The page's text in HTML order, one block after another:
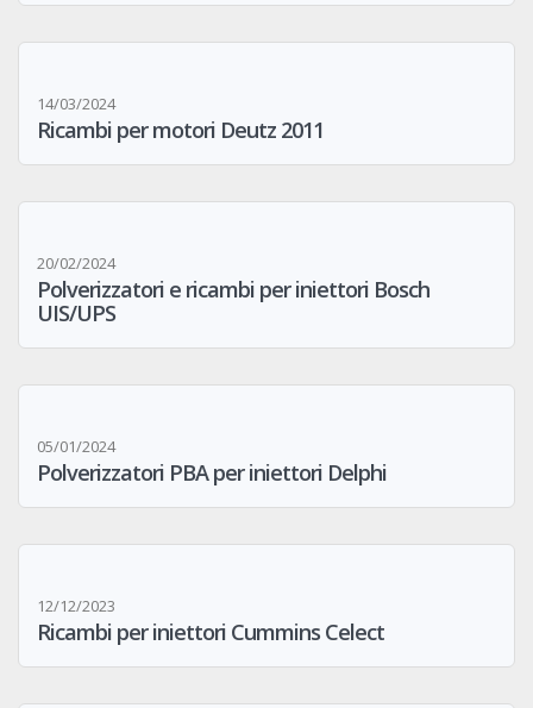
14/03/2024
Ricambi per motori Deutz 2011
20/02/2024
Polverizzatori e ricambi per iniettori Bosch
UIS/UPS
05/01/2024
Polverizzatori PBA per iniettori Delphi
12/12/2023
Ricambi per iniettori Cummins Celect